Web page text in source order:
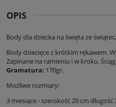
OPIS
Body dla dziecka na święta ze
Body dziecięce z krótkim rękawem.
Zapinane na ramieniu i w kroku.
Gramatura: 170gr.
Możliwe rozmiary:
3 miesiące - szerokość 20 cm długość